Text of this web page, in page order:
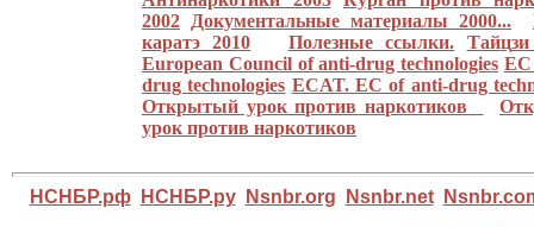
2002
Документальные материалы 2000...
каратэ 2010
Полезные ссылки. Тайц
European Council of anti-drug technologies
drug technologies ECAT. EC ofanti-drug
Открытый урок против наркотиков
урок против наркотиков
НСНБР.рф НСНБР.ру Nsnbr.org Nsnbr.net